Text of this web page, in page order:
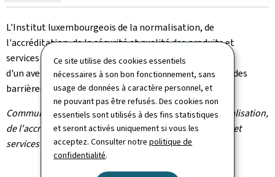
Ce site utilise des cookies essentiels
nécessaires à son bon fonctionnement, sans
usage de données à caractère personnel, et
ne pouvant pas être refusés. Des cookies non
essentiels sont utilisés à des fins statistiques
et seront activés uniquement si vous les
acceptez. Consulter notrepolitique de
confidentialité.
le
L'Institut luxembourgeois de la normalisation, de
l'accréditation, de la sécurité et qualité des produits et
services (ILNAS) a diffusé uncommuniquéau sujet
d'un avertissement de sécurité important concernant des
barrières de sécurité pour bébés.
Communiqué par l'Institut luxembourgeois de la normalisation,
de l'accréditation, de la sécurité et qualité des produits et
services